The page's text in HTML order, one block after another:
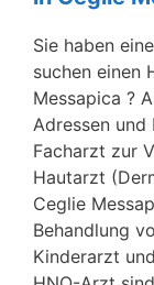
Sie haben
suchen einen
Messapica ?
Adressen
Facharzt zur
Hautarzt
Ceglie
Behandlung
Kinderarzt